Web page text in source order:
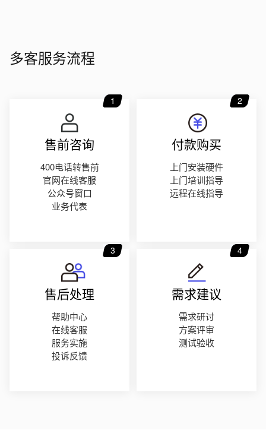
多客服务流程
1
售前咨询
400电话转售前
官网在线客服
公众号窗口
业务代表
2
付款购买
上门安装硬件
上门培训指导
远程在线指导
3
售后处理
帮助中心
在线客服
服务实施
投诉反馈
4
需求建议
需求研讨
方案评审
测试验收